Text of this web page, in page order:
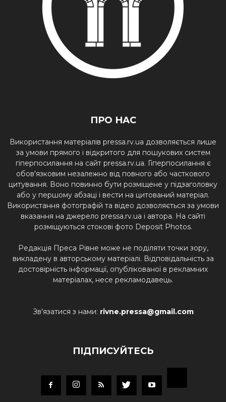
ПРО НАС
Використання матеріалів pressa.rv.ua дозволяється лише
за умови прямого і відкритого для пошукових систем
гіперпосилання на сайт pressa.rv.ua. Гіперпосилання є
обов'язковим незалежно від повного або часткового
цитування. Воно повинно бути розміщене у підзаголовку
або у першому абзаці і вести на цитований матеріал.
Використання фотографій та відео дозволяється за умови
вказання на джерело pressa.rv.ua і автора. На сайті
розміщуються стокові фото Deposit Photos.
Редакція Преса Рівне може не поділяти точки зору,
викладену в авторському матеріалі. Відповідальність за
достовірність інформації, опублікованої в рекламних
матеріалах, несе рекламодавець.
Зв'язатися з нами: rivne.pressa@gmail.com
ПІДПИСУЙТЕСЬ